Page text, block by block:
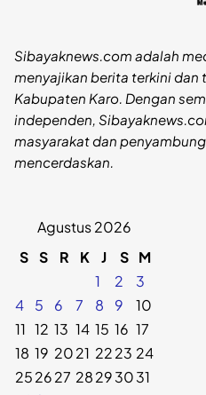
Sibayaknews.com adalah
menyajikan berita terkini dan
Kabupaten Karo. Dengan
independen,
masyarakat dan
mencerdaskan.
Agustus 2026
S S R K J S M
1
2
3
4
5 6 7 8 9
10
11 12 13 14 15 16 17
18 19 2021 2223 24
252627 28293031